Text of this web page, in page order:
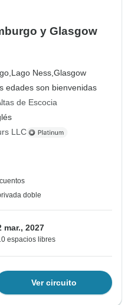
y Glasgow
Lago Ness,Glasgow
edades son bienvenidas
de Escocia
LLC
doble
mar., 2027
espacios libres
Ver circuito